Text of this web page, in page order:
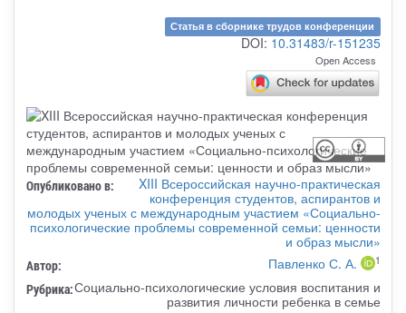
Статья в сборнике трудов конференции
DOI:10.31483/r-151235
Open Access
Опубликовано в:
XIII Всероссийская научно-практическая
конференция студентов, аспирантов и
молодых ученых с международным участием «Социально-
психологические проблемы современной семьи: ценности
и образ мысли»
Автор: Павленко С. А. 1
Рубрика:Социально-психологические условия воспитания и
развития личности ребенка в семье